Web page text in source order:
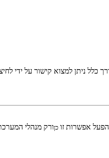
ניתן למצוא קישור על ידי
אפשרות זו כןורק מנהלי